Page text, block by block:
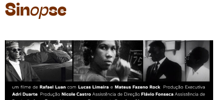
Sinopse